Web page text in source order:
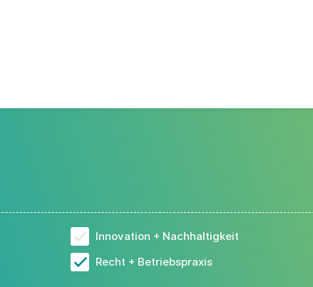
Innovation + Nachhaltigkeit
Recht + Betriebspraxis